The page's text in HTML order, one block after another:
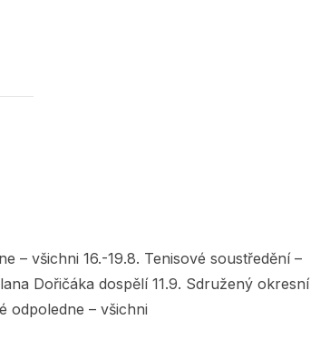
– všichni 16.-19.8. Tenisové soustředění –
Dořičáka dospělí 11.9. Sdružený okresní
odpoledne – všichni